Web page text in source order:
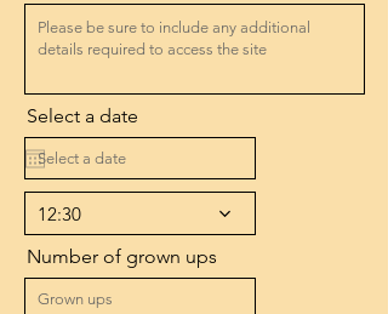
Select a date
12:30
Number of grown ups